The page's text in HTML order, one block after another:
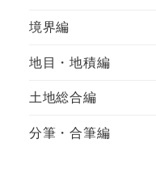
境界編
地目・地積編
土地総合編
分筆・合筆編